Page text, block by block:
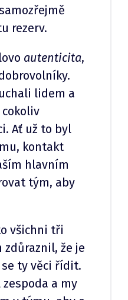
rezerv.
autenticita,
lidem a
Ať už to byl
kontakt
hlavním
tým, aby
všichni tři
zdůraznil, že je
ty věci řídit.
a my